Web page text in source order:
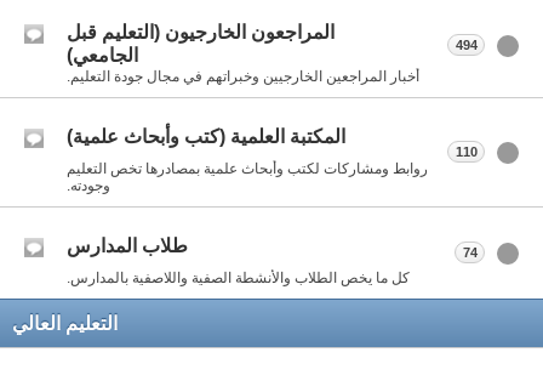
المراجعون الخارجيون (التعليم قبل
الجامعي)
أخبار المراجعين الخارجيين وخبراتهم في مجال جودة التعليم.
494
المكتبة العلمية (كتب وأبحاث علمية)
روابط ومشاركات لكتب وأبحاث علمية بمصادرها تخص التعليم
وجودته.
110
طلاب المدارس
كل ما يخص الطلاب والأنشطة الصفية واللاصفية بالمدارس.
74
التعليم العالي